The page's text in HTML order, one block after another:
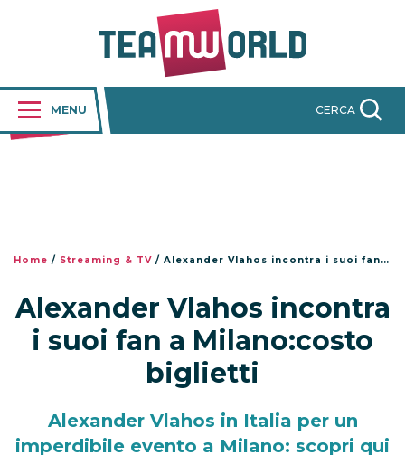
MENU CERCA
Home / Streaming & TV / Alexander Vlahos incontra i suoi fan a Milano:costo biglietti
Alexander Vlahos incontra
i suoi fan a Milano:costo
biglietti
Alexander Vlahos in Italia per un
imperdibile evento a Milano: scopri qui